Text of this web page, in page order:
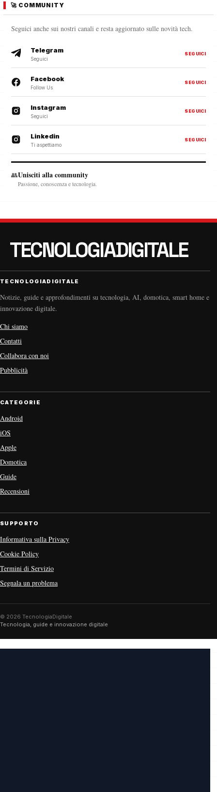
🚀 COMMUNITY
Seguici anche sui nostri canali e resta aggiornato sulle novità tech.
Telegram
Seguici
SEGUICI
Facebook
Follow Us
SEGUICI
Instagram
Seguici
SEGUICI
Linkedin
Ti aspettiamo
SEGUICI
👥Unisciti alla community
Passione, conoscenza e tecnologia.
TECNOLOGIADIGITALE
Notizie, guide e approfondimenti su tecnologia, AI, domotica, smart home e
innovazione digitale.
Chi siamo
Contatti
Collabora con noi
Pubblicità
CATEGORIE
Android
iOS
Apple
Domotica
Guide
Recensioni
SUPPORTO
Informativa sulla Privacy
Cookie Policy
Termini di Servizio
Segnala un problema
© 2026 TecnologiaDigitale
Tecnologia, guide e innovazione digitale